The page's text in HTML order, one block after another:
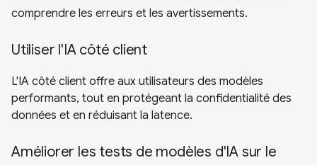
comprendre les erreurs et les avertissements.
Utiliser l'IA côté client
L'IA côté client offre aux utilisateurs des modèles
performants, tout en protégeant la confidentialité des
données et en réduisant la latence.
Améliorer les tests de modèles d'IA sur le